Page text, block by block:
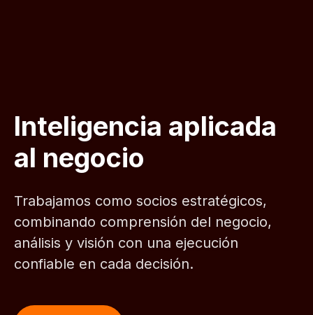
Inteligencia aplicada
al negocio
Trabajamos como socios estratégicos,
combinando comprensión del negocio,
análisis y visión con una ejecución
confiable en cada decisión.